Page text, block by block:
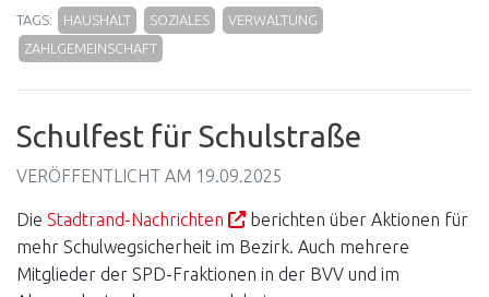
TAGS: HAUSHALT SOZIALES
VERWALTUNG
ZÄHLGEMEINSCHAFT
Schulfest für Schulstraße
VERÖFFENTLICHT AM 19.09.2025
Die Stadtrand-Nachrichten
berichten über Aktionen für
mehr Schulwegsicherheit im Bezirk. Auch mehrere
Mitglieder der SPD-Fraktionen in der BVV und im